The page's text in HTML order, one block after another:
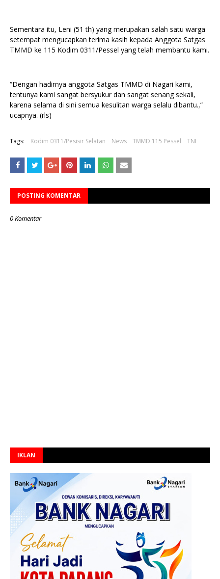
Sementara itu, Leni (51 th) yang merupakan salah satu warga
setempat mengucapkan terima kasih kepada Anggota Satgas
TMMD ke 115 Kodim 0311/Pessel yang telah membantu kami.
“Dengan hadirnya anggota Satgas TMMD di Nagari kami,
tentunya kami sangat bersyukur dan sangat senang sekali,
karena selama di sini semua kesulitan warga selalu dibantu.,”
ucapnya. (rls)
Tags: Kodim 0311/Pesisir Selatan News TMMD 115 Pessel TNI
POSTING KOMENTAR
0 Komentar
IKLAN